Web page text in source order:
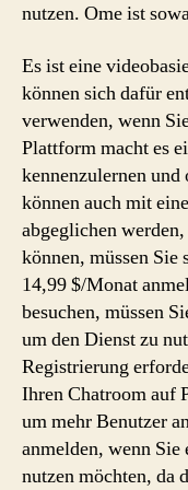
nutzen. Ome ist
Es ist eine
können sich dafür
verwenden, wenn
Plattform macht es
kennenzulernen
können auch mit
abgeglichen
können, müssen
14,99 $/Monat
besuchen, müssen
um den Dienst zu
Registrierung
Ihren Chatroom auf
um mehr Benutzer
anmelden, wenn
nutzen möchten, da